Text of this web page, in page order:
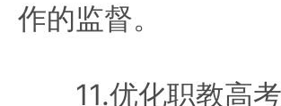
作的监督。
11.优化职教高考